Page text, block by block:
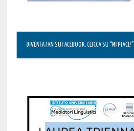
DIVENTA FAN SU FACEBOOK, CLICCA SU “MI PIACE!”